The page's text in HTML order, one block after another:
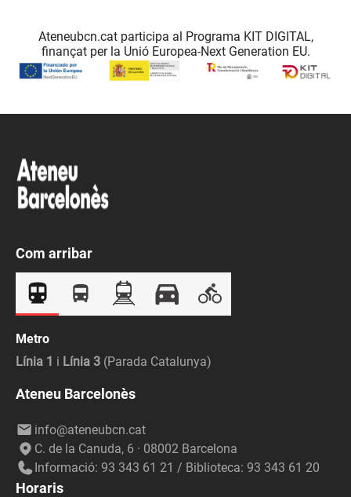
Ateneubcn.cat participa al Programa KIT DIGITAL,
finançat per la Unió Europea-Next Generation EU.
Com arribar
Metro
Línia 1 i Línia 3 (Parada Catalunya)
Ateneu Barcelonès
info@ateneubcn.cat
C. de la Canuda, 6 · 08002 Barcelona
Informació: 93 343 61 21 / Biblioteca: 93 343 61 20
Horaris